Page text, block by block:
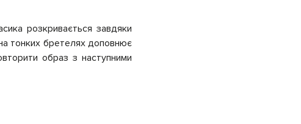
розкривається завдяки
тонких бретелях доповнює
образ з наступними